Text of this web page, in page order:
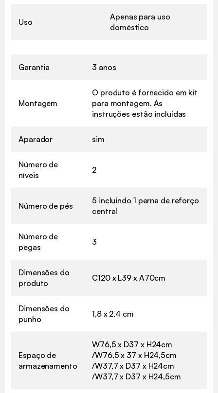
Uso
Apenas para uso
doméstico
Garantia 3 anos
Montagem
O produto é fornecido em kit
para montagem. As
instruções estão incluídas
Aparador sim
Número de
níveis
2
Número de pés
5 incluindo 1 perna de reforço
central
Número de
pegas
3
Dimensões do
produto
C120 x L39 x A70cm
Dimensões do
punho
1,8 x 2,4 cm
Espaço de
armazenamento
W76,5 x D37 x H24cm
/W76,5 x 37 x H24,5cm
/W37,7 x D37 x H24cm
/W37,7 x D37 x H24,5cm